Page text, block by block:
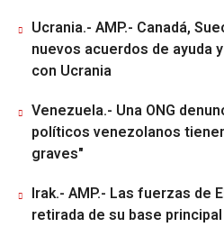
Ucrania.- AMP.- Canadá,
nuevos acuerdos de ayuda
con Ucrania
Venezuela.- Una ONG
políticos venezolanos
graves"
Irak.- AMP.- Las fuerzas de
retirada de su base